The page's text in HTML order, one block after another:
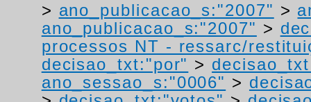
> ano_publicacao_s:"2007" >
ano_publicacao_s:"2007" >
processos NT - ressarc/
decisao_txt:"por" >
ano_sessao_s:"0006" >